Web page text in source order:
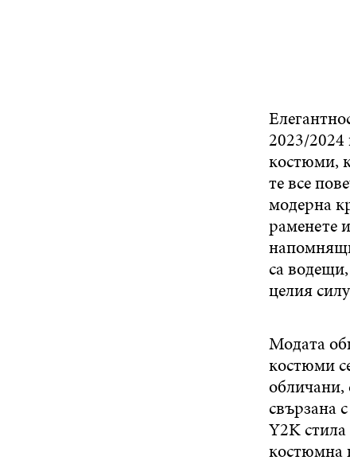
2023/2024
костюми,
те все
модерна
раменете
са
целия
Модата
костюми
обличани,
свързана
Y2K
костюмна